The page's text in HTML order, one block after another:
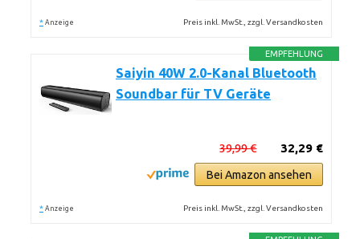
* Anzeige Preis inkl. MwSt., zzgl. Versandkosten
EMPFEHLUNG
Saiyin 40W 2.0-Kanal Bluetooth
Soundbar für TV Geräte
32,29 €
39,99 €
Bei Amazon ansehen
* Anzeige Preis inkl. MwSt., zzgl. Versandkosten